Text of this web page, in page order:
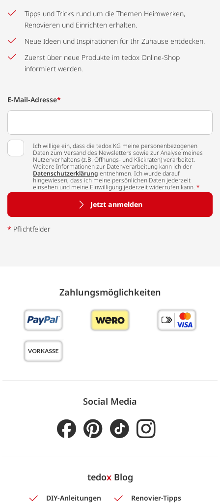
Tipps und Tricks rund um die Themen Heimwerken,
Renovieren und Einrichten erhalten.
Neue Ideen und Inspirationen für Ihr Zuhause entdecken.
Zuerst über neue Produkte im tedox Online-Shop
informiert werden.
E-Mail-Adresse*
Ich willige ein, dass die tedox KG meine personenbezogenen
Daten zum Versand des Newsletters sowie zur Analyse meines
Nutzerverhaltens (z.B. Öffnungs- und Klickraten) verarbeitet.
Weitere Informationen zur Datenverarbeitung kann ich der
Datenschutzerklärung entnehmen. Ich wurde darauf
hingewiesen, dass ich meine persönlichen Daten jederzeit
einsehen und meine Einwilligung jederzeit widerrufen kann. *
Jetzt anmelden
* Pflichtfelder
Zahlungs­möglich­keiten
Social Media
tedoxBlog
DIY-Anleitungen
Renovier-Tipps